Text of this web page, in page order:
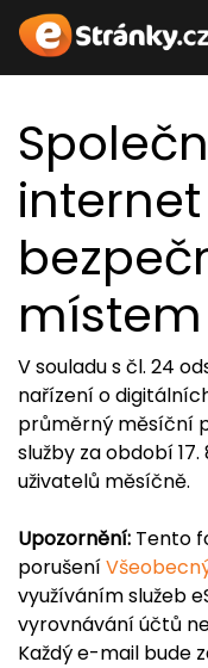
internet
místem
V souladu s čl. 24
nařízení o
průměrný měsíční
služby za období 17.
uživatelů měsíčně.
Upozornění: Tento
porušení
využíváním služeb
vyrovnávání účtů
Každý e-mail bude